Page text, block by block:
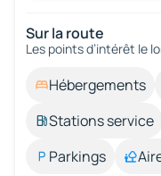
Sur la route
Les points d’intérêt le
Hébergements
Stations service
Parkings